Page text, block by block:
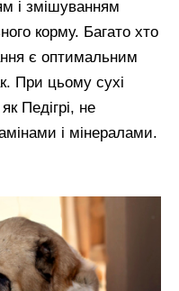
і змішуванням
корму. Багато хто
є оптимальним
При цьому сухі
Педігрі, не
і мінералами.